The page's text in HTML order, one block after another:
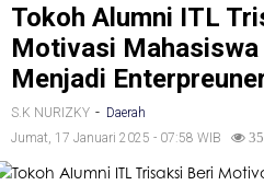
Tokoh Alumni ITL
Motivasi Mahasiswa
Menjadi
S.K NURIZKY - Daerah
Jumat, 17 Januari 2025 - 07:58 WIB